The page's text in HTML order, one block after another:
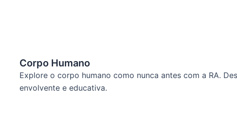
Corpo Humano
Explore o corpo humano como nunca antes com a RA.
envolvente e educativa.